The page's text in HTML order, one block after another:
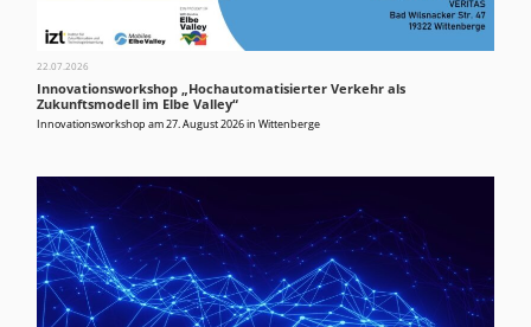
22.07.2026
Innovationsworkshop „Hochautomatisierter Verkehr als
Zukunftsmodell im Elbe Valley“
Innovationsworkshop am 27. August 2026 in Wittenberge